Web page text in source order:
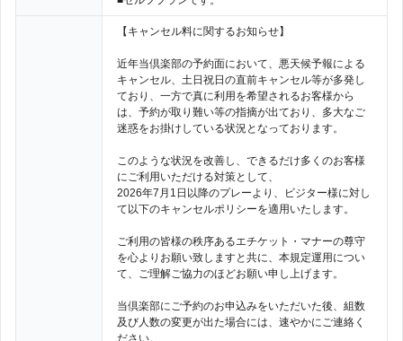
【キャンセル料に関するお知らせ】
近年当倶楽部の予約面において、悪天候予報による
キャンセル、土日祝日の直前キャンセル等が多発し
ており、一方で真に利用を希望されるお客様から
は、予約が取り難い等の指摘が出ており、多大なご
迷惑をお掛けしている状況となっております。
このような状況を改善し、できるだけ多くのお客様
にご利用いただける対策として、
2026年7月1日以降のプレーより、ビジター様に対し
て以下のキャンセルポリシーを適用いたします。
ご利用の皆様の秩序あるエチケット・マナーの尊守
を心よりお願い致しますと共に、本規定運用につい
て、ご理解ご協力のほどお願い申し上げます。
当倶楽部にご予約のお申込みをいただいた後、組数
及び人数の変更が出た場合には、速やかにご連絡く
ださい。